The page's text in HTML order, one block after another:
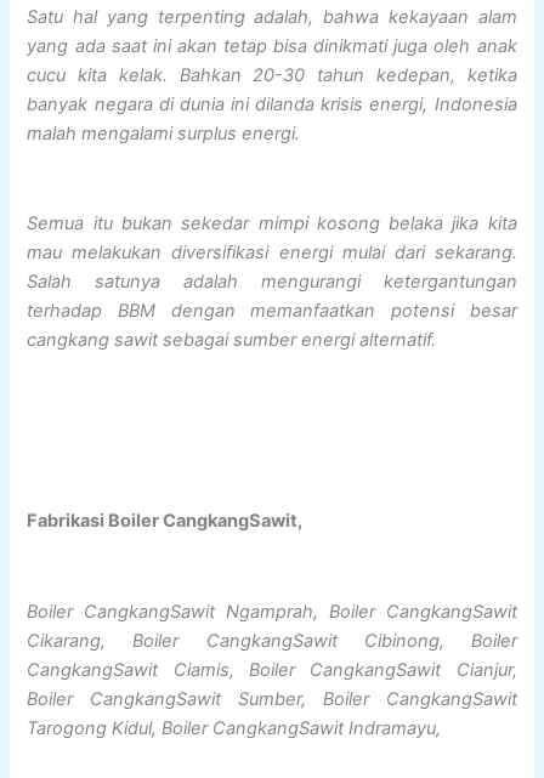
Satu hal yang terpenting adalah, bahwa kekayaan alam
yang ada saat ini akan tetap bisa dinikmati juga oleh anak
cucu kita kelak. Bahkan 20-30 tahun kedepan, ketika
banyak negara di dunia ini dilanda krisis energi, Indonesia
malah mengalami surplus energi.
Semua itu bukan sekedar mimpi kosong belaka jika kita
mau melakukan diversifikasi energi mulai dari sekarang.
Salah satunya adalah mengurangi ketergantungan
terhadap BBM dengan memanfaatkan potensi besar
cangkang sawit sebagai sumber energi alternatif.
Fabrikasi Boiler CangkangSawit,
Boiler CangkangSawit Ngamprah, Boiler CangkangSawit
Cikarang, Boiler CangkangSawit Cibinong, Boiler
CangkangSawit Ciamis, Boiler CangkangSawit Cianjur,
Boiler CangkangSawit Sumber, Boiler CangkangSawit
Tarogong Kidul, Boiler CangkangSawit Indramayu,